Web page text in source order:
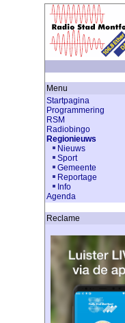
Menu
Startpagina
Programmering
RSM
Radiobingo
Regionieuws
Nieuws
Sport
Gemeente
Reportage
Info
Agenda
Reclame